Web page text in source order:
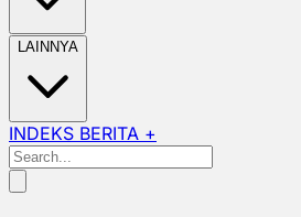
LAINNYA
INDEKS BERITA +